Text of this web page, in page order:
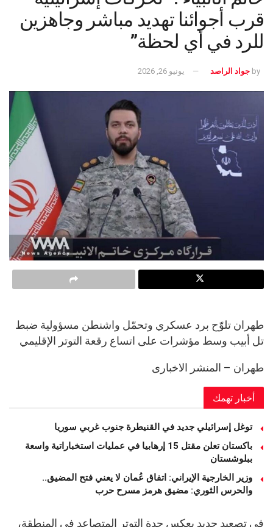
قرب أجوائنا تهديد مباشر وجاهزين
للرد في أي لحظة”
by جواد الراصد يونيو 26, 2026
طهران تلوّح برد عسكري وتحمّل واشنطن مسؤولية ضبط
تل أبيب وسط مؤشرات على اتساع رقعة التوتر الإقليمي
طهران – المنشر الاخبارى
أخبار تهمك
توغل إسرائيلي جديد في القنيطرة جنوب غربي سوريا
باكستان تعلن مقتل 15 إرهابيا في عمليات استخباراتية واسعة
ببلوشستان
وزير الخارجية الإيراني: اتفاق عُمان لا يعني فتح المضيق..
والحرس الثوري: مضيق هرمز مسرح حرب
في تصعيد جديد يعكس حدة التوتر المتصاعد في المنطقة،